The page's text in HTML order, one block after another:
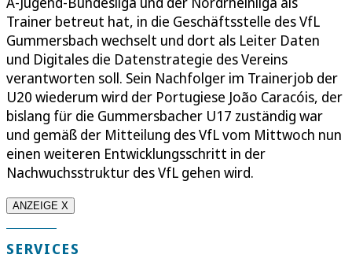
Trainer betreut hat, in die Geschäftsstelle des VfL
Gummersbach wechselt und dort als Leiter Daten
und Digitales die Datenstrategie des Vereins
verantworten soll. Sein Nachfolger im Trainerjob der
U20 wiederum wird der Portugiese João Caracóis, der
bislang für die Gummersbacher U17 zuständig war
und gemäß der Mitteilung des VfL vom Mittwoch nun
einen weiteren Entwicklungsschritt in der
Nachwuchsstruktur des VfL gehen wird.
ANZEIGE X
SERVICES